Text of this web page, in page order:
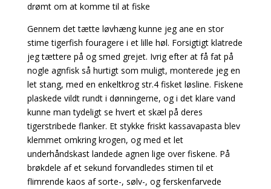
drømt om at komme til at fiske
Gennem det tætte løvhæng kunne jeg ane en stor
stime tigerfish fouragere i et lille høl. Forsigtigt klatrede
jeg tættere på og smed grejet. Ivrig efter at få fat på
nogle agnfisk så hurtigt som muligt, monterede jeg en
let stang, med en enkeltkrog str.4 fisket løsline. Fiskene
plaskede vildt rundt i dønningerne, og i det klare vand
kunne man tydeligt se hvert et skæl på deres
tigerstribede flanker. Et stykke friskt kassavapasta blev
klemmet omkring krogen, og med et let
underhåndskast landede agnen lige over fiskene. På
brøkdele af et sekund forvandledes stimen til et
flimrende kaos af sorte-, sølv-, og ferskenfarvede